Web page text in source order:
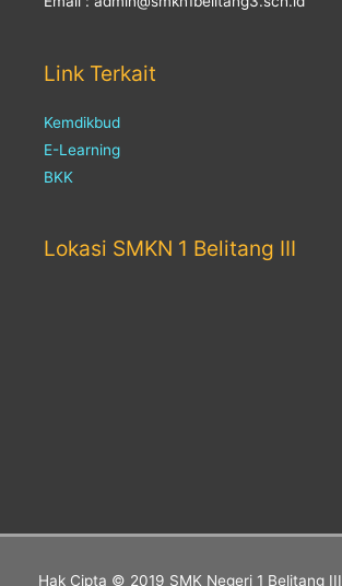
Link Terkait
Kemdikbud
E-Learning
BKK
Lokasi SMKN 1 Belitang III
Hak Cipta © 2019 SMK Negeri 1 Belitang III